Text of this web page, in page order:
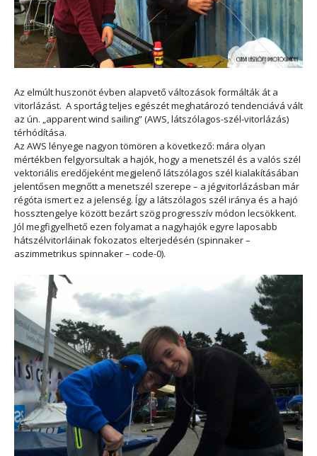
Az elmúlt huszonöt évben alapvető változások formálták át a
vitorlázást. A sportág teljes egészét meghatározó tendenciává vált
az ún. „apparent wind sailing” (AWS, látszólagos-szél-vitorlázás)
térhódítása.
Az AWS lényege nagyon tömören a következő: mára olyan
mértékben felgyorsultak a hajók, hogy a menetszél és a valós szél
vektoriális eredőjeként megjelenő látszólagos szél kialakításában
jelentősen megnőtt a menetszél szerepe – a jégvitorlázásban már
régóta ismert ez a jelenség. Így a látszólagos szél iránya és a hajó
hossztengelye között bezárt szög progresszív módon lecsökkent.
Jól megfigyelhető ezen folyamat a nagyhajók egyre laposabb
hátszélvitorláinak fokozatos elterjedésén (spinnaker –
aszimmetrikus spinnaker – code-0).